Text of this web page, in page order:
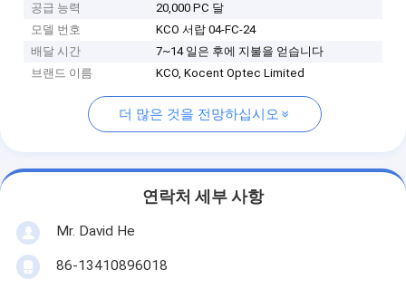
공급 능력
20,000 PC 달
모델 번호
KCO 서랍 04-FC-24
배달 시간
7~14 일은 후에 지불을 얻습니다
브랜드 이름
KCO, Kocent Optec Limited
더 많은 것을 전망하십시오
연락처 세부 사항
Mr. David He
86-13410896018